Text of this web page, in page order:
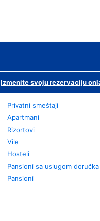
Izmenite svoju rezervaciju
Privatni smeštaji
Apartmani
Rizortovi
Vile
Hosteli
Pansioni sa uslugom doručka
Pansioni